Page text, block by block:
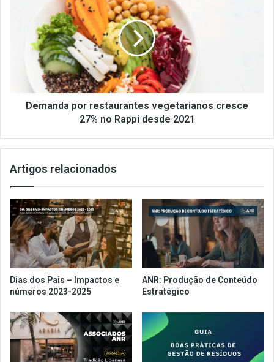
restaurantes
vegetarianos
cresce
desde
2021Demanda por restaurantes vegetarianos cresce
27% no Rappi desde 2021
Artigos relacionados
Dias dos Pais – Impactos e
números 2023-2025
ANR: Produção de Conteúdo
Estratégico